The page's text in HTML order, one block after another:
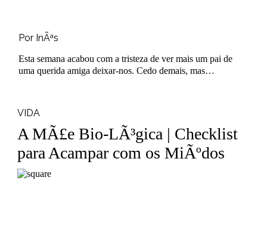
Por InÃªs
Esta semana acabou com a tristeza de ver mais um pai de
uma querida amiga deixar-nos. Cedo demais, mas
VIDA
A MÃ£e Bio-LÃ³gica | Checklist
para Acampar com os MiÃºdos